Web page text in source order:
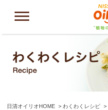
日清オイリオHOME わくわくレシピ